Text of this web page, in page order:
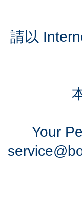
請以
Your